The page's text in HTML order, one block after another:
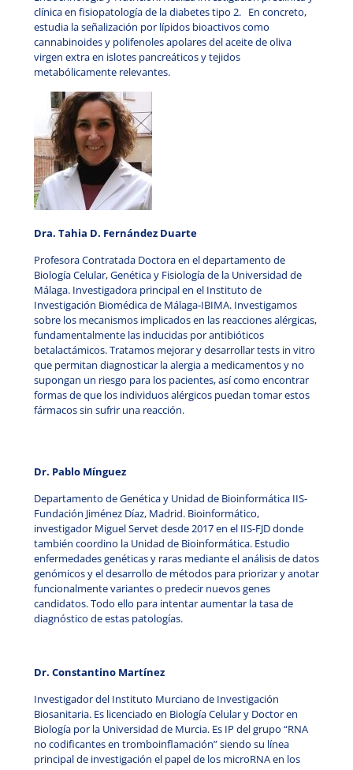
clínica en fisiopatología de la diabetes tipo 2. En concreto,
estudia la señalización por lípidos bioactivos como
cannabinoides y polifenoles apolares del aceite de oliva
virgen extra en islotes pancreáticos y tejidos
metabólicamente relevantes.
Dra. Tahia D. Fernández Duarte
Profesora Contratada Doctora en el departamento de
Biología Celular, Genética y Fisiología de la Universidad de
Málaga. Investigadora principal en el Instituto de
Investigación Biomédica de Málaga-IBIMA. Investigamos
sobre los mecanismos implicados en las reacciones alérgicas,
fundamentalmente las inducidas por antibióticos
betalactámicos. Tratamos mejorar y desarrollar tests in vitro
que permitan diagnosticar la alergia a medicamentos y no
supongan un riesgo para los pacientes, así como encontrar
formas de que los individuos alérgicos puedan tomar estos
fármacos sin sufrir una reacción.
Dr. Pablo Mínguez
Departamento de Genética y Unidad de Bioinformática IIS-
Fundación Jiménez Díaz, Madrid. Bioinformático,
investigador Miguel Servet desde 2017 en el IIS-FJD donde
también coordino la Unidad de Bioinformática. Estudio
enfermedades genéticas y raras mediante el análisis de datos
genómicos y el desarrollo de métodos para priorizar y anotar
funcionalmente variantes o predecir nuevos genes
candidatos. Todo ello para intentar aumentar la tasa de
diagnóstico de estas patologías.
Dr. Constantino Martínez
Investigador del Instituto Murciano de Investigación
Biosanitaria. Es licenciado en Biología Celular y Doctor en
Biología por la Universidad de Murcia. Es IP del grupo “RNA
no codificantes en tromboinflamación” siendo su línea
principal de investigación el papel de los microRNA en los